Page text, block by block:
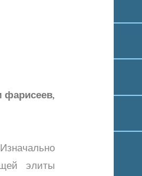
фарисеев,
элиты